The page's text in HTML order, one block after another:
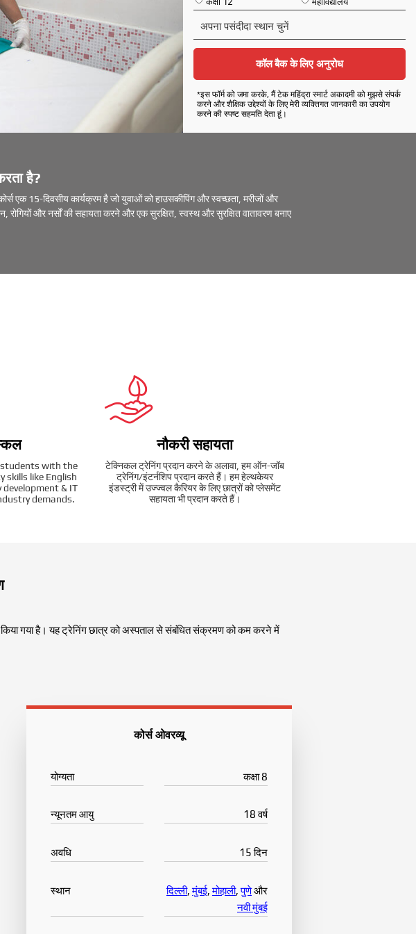
अ
प
ना
दी
दा
स्था
कॉल बैक के लिए अनुरोध
*इस फॉर्म को जमा करके, मैं टेक महिंद्रा स्मार्ट अकादमी को मुझसे संपर्क
करने और शैक्षिक उद्देश्यों के लिए मेरी व्यक्तिगत जानकारी का उपयोग
करने की स्पष्ट सहमति देता हूं।
है?
एक 15-दिवसीय कार्यक्रम है जो युवाओं को हाउसकीपिंग और स्वच्छता, मरीजों और
रोगियों और नर्सों की सहायता करने और एक सुरक्षित, स्वस्थ और सुरक्षित वातावरण बनाए
with the
skills like English
& IT
demands.
नौकरी सहायता
टेक्निकल ट्रेनिंग प्रदान करने के अलावा, हम ऑन-जॉब
ट्रेनिंग/इंटर्नशिप प्रदान करते हैं। हम हेल्थकेयर
इंडस्ट्री में उज्ज्वल कैरियर के लिए छात्रों को प्लेसमेंट
सहायता भी प्रदान करते हैं।
गया है। यह ट्रेनिंग छात्र को अस्पताल से संबंधित संक्रमण को कम करने में
कोर्स ओवरव्यू
योग्यता कक्षा 8
न्यूनतम आयु 18 वर्ष
अवधि 15 दिन
स्थान दिल्ली,मुंबई,मोहाली,पुणेऔर
नवी मुंबई